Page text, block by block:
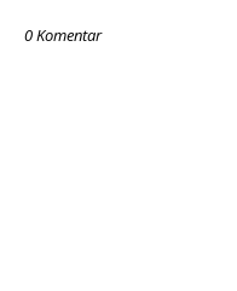
0 Komentar